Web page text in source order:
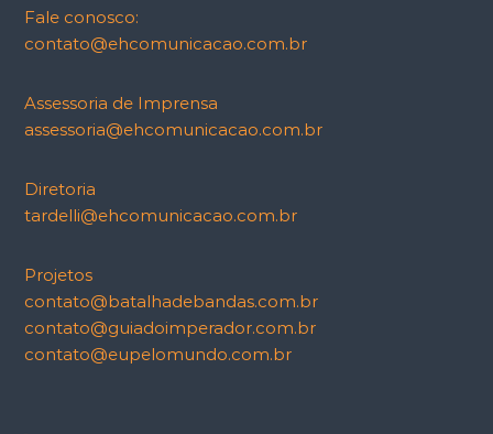
Fale conosco:
contato@ehcomunicacao.com.br
Assessoria de Imprensa
assessoria@ehcomunicacao.com.br
Diretoria
tardelli@ehcomunicacao.com.br
Projetos
contato@batalhadebandas.com.br
contato@guiadoimperador.com.br
contato@eupelomundo.com.br